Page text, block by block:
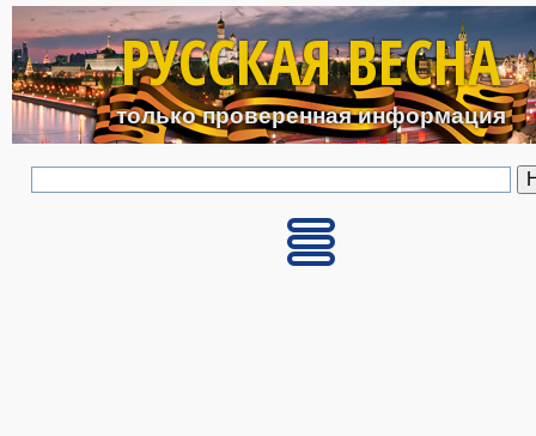
Перейти к основному
РУССКАЯ ВЕСНА
только проверенная информация